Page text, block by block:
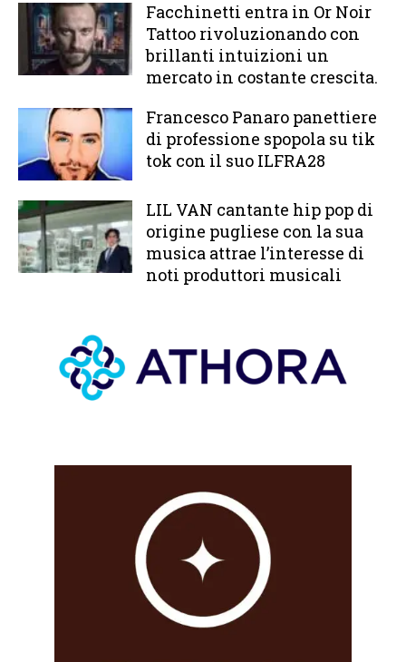
Facchinetti entra in Or Noir
Tattoo rivoluzionando con
brillanti intuizioni un
mercato in costante crescita.
Francesco Panaro panettiere
di professione spopola su tik
tok con il suo ILFRA28
LIL VAN cantante hip pop di
origine pugliese con la sua
musica attrae l’interesse di
noti produttori musicali